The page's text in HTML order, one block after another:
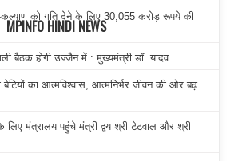
MPINFO HINDI NEWS
को गति देने के लिए 30,055 करोड़ रूपये की
बैठक होगी उज्जैन में : मुख्यमंत्री डॉ. यादव
का आत्मविश्वास, आत्मनिर्भर जीवन की ओर बढ़
मंत्रालय पहुंचे मंत्री द्वय श्री टेटवाल और श्री